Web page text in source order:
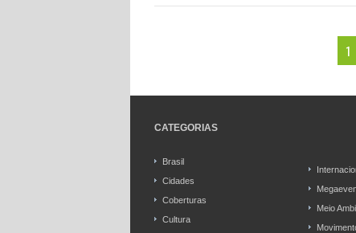
1
CATEGORIAS
Brasil
Cidades
Coberturas
Cultura
Meio